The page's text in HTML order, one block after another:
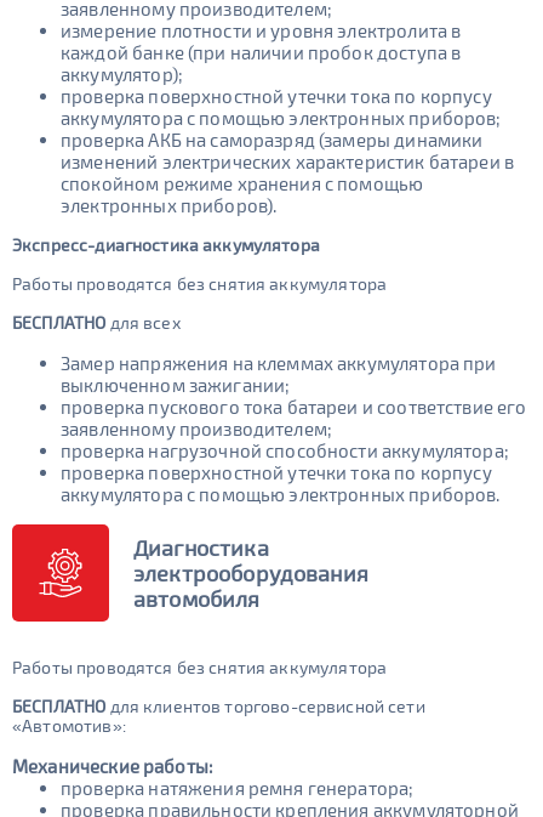
заявленному производителем;
измерение плотности и уровня электролита в
каждой банке (при наличии пробок доступа в
аккумулятор);
проверка поверхностной утечки тока по корпусу
аккумулятора с помощью электронных приборов;
проверка АКБ на саморазряд (замеры динамики
изменений электрических характеристик батареи в
спокойном режиме хранения с помощью
электронных приборов).
Экспресс-диагностика аккумулятора
Работы проводятся без снятия аккумулятора
БЕСПЛАТНО для всех
Замер напряжения на клеммах аккумулятора при
выключенном зажигании;
проверка пускового тока батареи и соответствие его
заявленному производителем;
проверка нагрузочной способности аккумулятора;
проверка поверхностной утечки тока по корпусу
аккумулятора с помощью электронных приборов.
Диагностика
электрооборудования
автомобиля
Работы проводятся без снятия аккумулятора
БЕСПЛАТНО для клиентов торгово-сервисной сети
«Автомотив»:
Механические работы:
проверка натяжения ремня генератора;
проверка правильности крепления аккумуляторной